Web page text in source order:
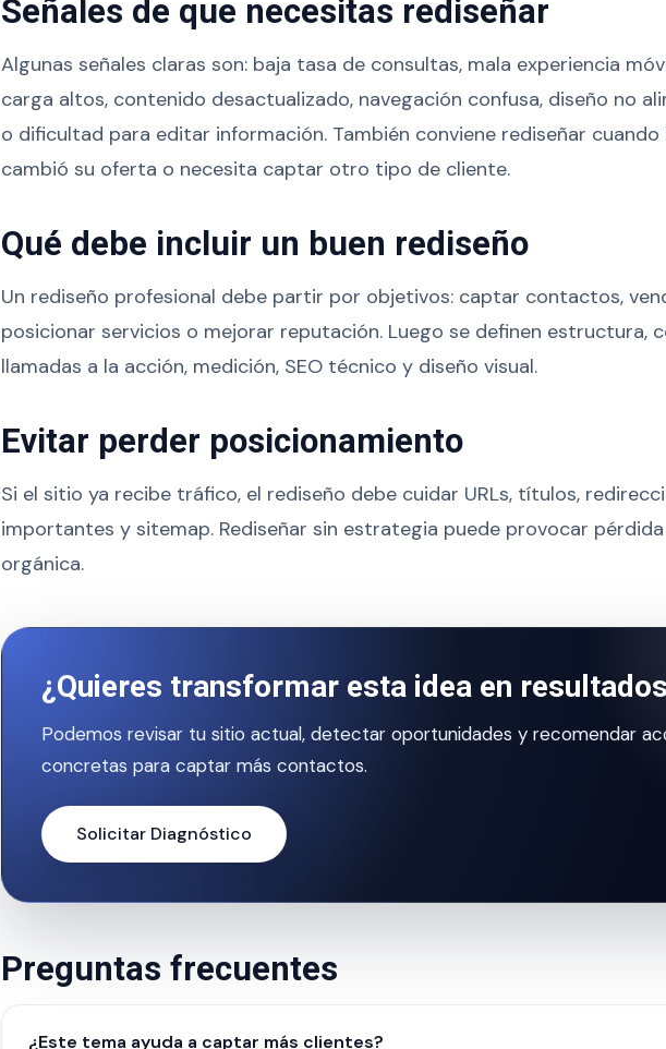
Señales de que necesitas rediseñar
Algunas señales claras son: baja tasa de consultas, mala experiencia
carga altos, contenido desactualizado, navegación confusa, diseño no
o dificultad para editar información. También conviene rediseñar cuando
cambió su oferta o necesita captar otro tipo de cliente.
Qué debe incluir un buen rediseño
Un rediseño profesional debe partir por objetivos: captar contactos,
posicionar servicios o mejorar reputación. Luego se definen estructura,
llamadas a la acción, medición, SEO técnico y diseño visual.
Evitar perder posicionamiento
Si el sitio ya recibe tráfico, el rediseño debe cuidar URLs, títulos,
importantes y sitemap. Rediseñar sin estrategia puede provocar
orgánica.
¿Quieres transformar esta idea en
Podemos revisar tu sitio actual, detectar oportunidades y recomendar
concretas para captar más contactos.
Solicitar Diagnóstico
Preguntas frecuentes
¿Este tema ayuda a captar más clientes?